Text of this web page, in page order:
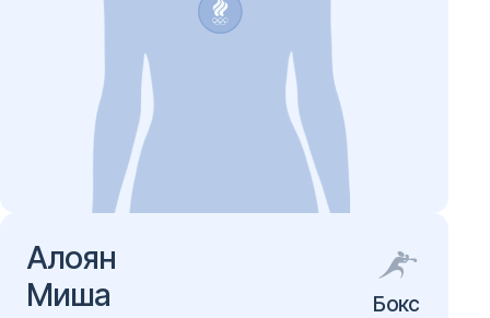
Алоян
Миша
Бокс